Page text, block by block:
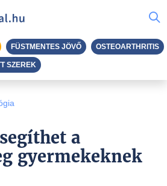
a
gyermekeknek
FÜSTMENTES JÖVŐ OSTEOARTHRITIS
SZEREK